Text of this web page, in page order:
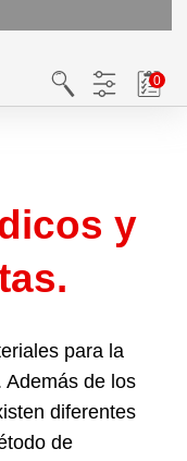
y
para la
Además de los
diferentes
de